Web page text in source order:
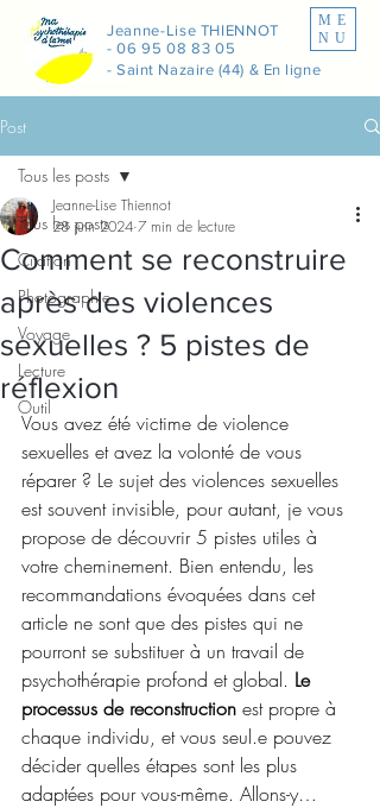
Jeanne-Lise THIENNOT
-06 95 08 83 05
- Saint Nazaire (44) & En ligne
ME
NU
Post
Tous les posts
Citation
Photographie
Voyage
Lecture
Outil
Tous les posts
Comment se reconstruire
après des violences
sexuelles ? 5 pistes de
réflexion
Jeanne-Lise Thiennot
28 juin 2024 7 min de lecture
Vous avez été victime de violence
sexuelles et avez la volonté de vous
réparer ? Le sujet des violences sexuelles
est souvent invisible, pour autant, je vous
propose de découvrir 5 pistes utiles à
votre cheminement. Bien entendu, les
recommandations évoquées dans cet
article ne sont que des pistes qui ne
pourront se substituer à un travail de
psychothérapie profond et global. Le
processus de reconstruction est propre à
chaque individu, et vous seul.e pouvez
décider quelles étapes sont les plus
adaptées pour vous-même. Allons-y…